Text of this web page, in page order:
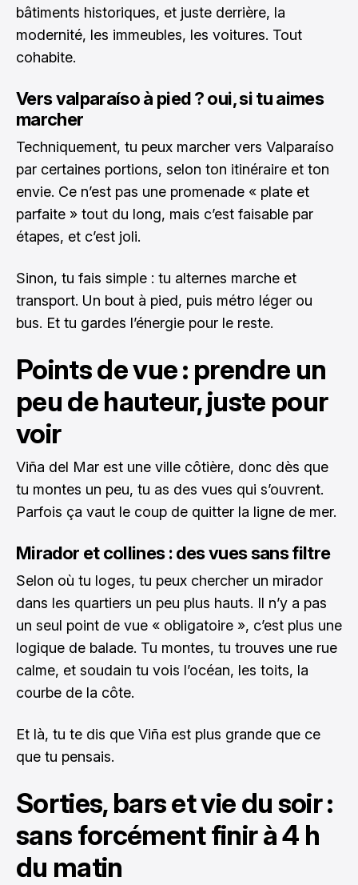
bâtiments historiques, et juste derrière, la
modernité, les immeubles, les voitures. Tout
cohabite.
Vers valparaíso à pied ? oui, si tu aimes
marcher
Techniquement, tu peux marcher vers Valparaíso
par certaines portions, selon ton itinéraire et ton
envie. Ce n’est pas une promenade « plate et
parfaite » tout du long, mais c’est faisable par
étapes, et c’est joli.
Sinon, tu fais simple : tu alternes marche et
transport. Un bout à pied, puis métro léger ou
bus. Et tu gardes l’énergie pour le reste.
Points de vue : prendre un
peu de hauteur, juste pour
voir
Viña del Mar est une ville côtière, donc dès que
tu montes un peu, tu as des vues qui s’ouvrent.
Parfois ça vaut le coup de quitter la ligne de mer.
Mirador et collines : des vues sans filtre
Selon où tu loges, tu peux chercher un mirador
dans les quartiers un peu plus hauts. Il n’y a pas
un seul point de vue « obligatoire », c’est plus une
logique de balade. Tu montes, tu trouves une rue
calme, et soudain tu vois l’océan, les toits, la
courbe de la côte.
Et là, tu te dis que Viña est plus grande que ce
que tu pensais.
Sorties, bars et vie du soir :
sans forcément finir à 4 h
du matin